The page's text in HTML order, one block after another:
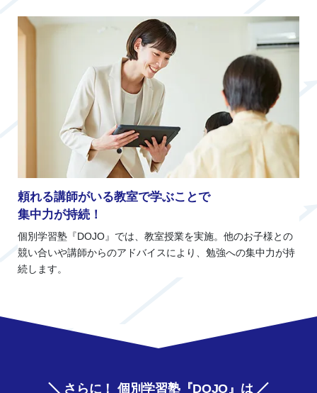
頼れる講師がいる教室で学ぶことで
集中力が持続！
個別学習塾『DOJO』では、教室授業を実施。他のお子様との
競い合いや講師からのアドバイスにより、勉強への集中力が持
続します。
さらに！ 個別学習塾『DOJO』は